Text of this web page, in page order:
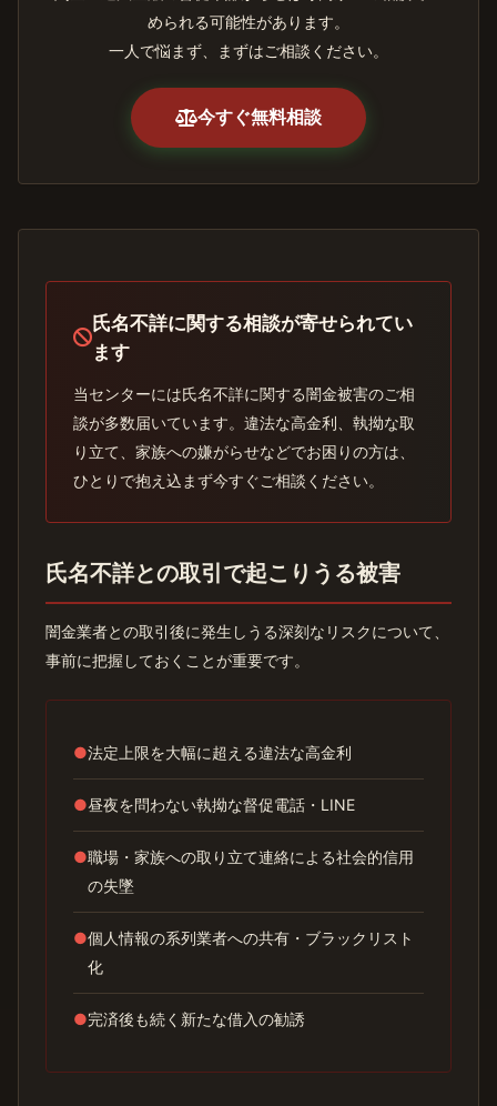
められる可能性があります。
一人で悩まず、まずはご相談ください。
今すぐ無料相談
氏名不詳に関する相談が寄せられてい
ます
当センターには氏名不詳に関する闇金被害のご相
談が多数届いています。違法な高金利、執拗な取
り立て、家族への嫌がらせなどでお困りの方は、
ひとりで抱え込まず今すぐご相談ください。
氏名不詳との取引で起こりうる被害
闇金業者との取引後に発生しうる深刻なリスクについて、
事前に把握しておくことが重要です。
●法定上限を大幅に超える違法な高金利
●昼夜を問わない執拗な督促電話・LINE
●職場・家族への取り立て連絡による社会的信用
の失墜
●個人情報の系列業者への共有・ブラックリスト
化
●完済後も続く新たな借入の勧誘